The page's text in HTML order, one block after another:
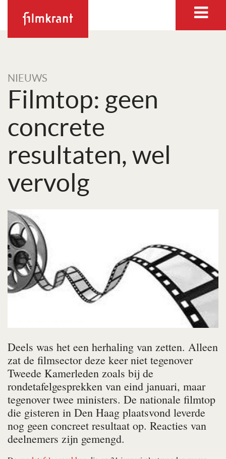
NIEUWS
Filmtop: geen
concrete
resultaten, wel
vervolg
Deels was het een herhaling van zetten. Alleen
zat de filmsector deze keer niet tegenover
Tweede Kamerleden zoals bij de
rondetafelgesprekken van eind januari, maar
tegenover twee ministers. De nationale filmtop
die gisteren in Den Haag plaatsvond leverde
nog geen concreet resultaat op. Reacties van
deelnemers zijn gemengd.